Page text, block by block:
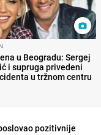
u Beogradu: Sergej
i supruga privedeni
u tržnom centru
pozitivnije